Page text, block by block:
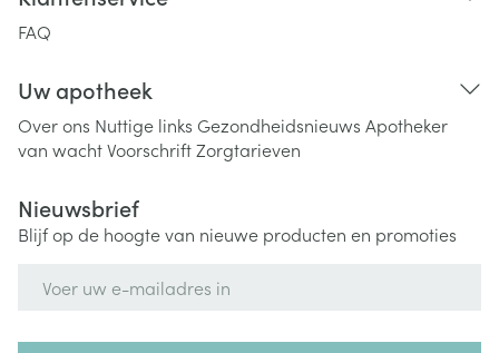
FAQ
Uw apotheek
Over ons Nuttige links Gezondheidsnieuws Apotheker
van wachtVoorschriftZorgtarieven
Nieuwsbrief
Blijf op de hoogte van nieuwe producten en promoties